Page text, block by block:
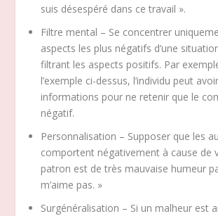
suis désespéré dans ce travail ».
Filtre mental – Se concentrer
aspects les plus négatifs d’une
filtrant les aspects positifs. Par
l’exemple ci-dessus, l’individu peut
informations pour ne retenir que le
négatif.
Personnalisation – Supposer que les
comportent négativement à cause de
patron est de très mauvaise humeur
m’aime pas. »
Surgénéralisation – Si un malheur est